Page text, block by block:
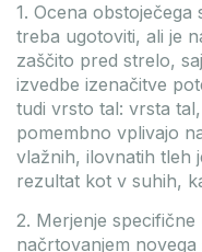
1. Ocena obstoječega
treba ugotoviti, ali je
zaščito pred strelo,
izvedbe izenačitve
tudi vrsto tal: vrsta
pomembno vplivajo
vlažnih, ilovnatih tleh
rezultat kot v suhih,
2. Merjenje
načrtovanjem